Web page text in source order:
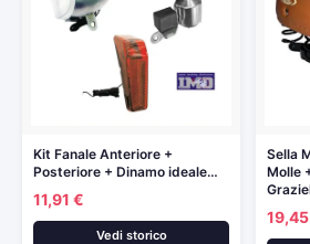
Kit Fanale Anteriore +
Posteriore + Dinamo ideale…
11,91 €
Vedi storico
Sella
Molle